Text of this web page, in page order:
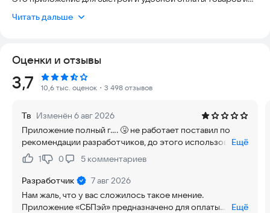
СБПэй не использует данные карты при проведении оплаты.
Платежи осуществляются непосредственно с банковского
счёта, а все данные о нём надёжно защищены и не
А ещё с СБПэй можно оплачивать покупки бесконтактно
через NFC — в одно касание!
С какими банками работает СБПэй
Сервисом уже пользуются клиенты более чем 170 банков, в
том числе крупнейших.
Читать дальше
Оценки и отзывы
Рейтинг:
3,7 10,6 тыс. оценок ・3 498 отзывов
Тв Изменён 6 авг 2026
Приложение полный г.... 🤧 не работает поставил по
рекомендации разработчиков, до этого использовал
мир pay работала на ура но внём нету оплаты по QR.
Ещё
Нравится:
1Не нравится:
0 5 комментариев
Разработчик
7 авг 2026
Нам жаль, что у вас сложилось такое мнение.
Приложение «СБПэй» предназначено для оплаты
Ещё